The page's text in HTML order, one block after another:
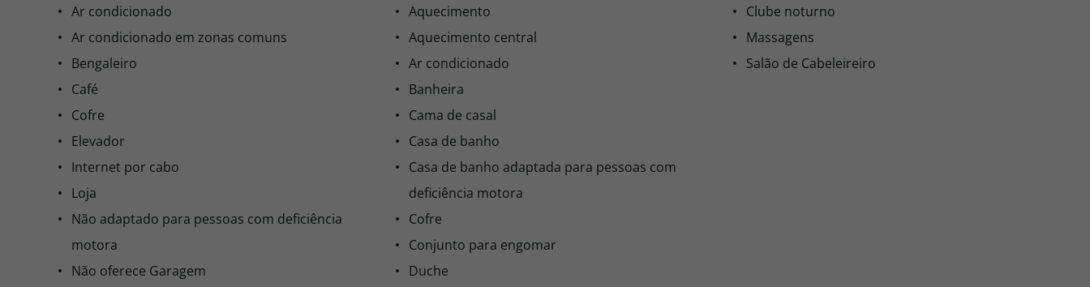
Ar condicionado
Ar condicionado em zonas comuns
Bengaleiro
Café
Cofre
Elevador
Internet por cabo
Loja
Não adaptado para pessoas com deficiência
motora
Não oferece Garagem
Aquecimento
Aquecimento central
Ar condicionado
Banheira
Cama de casal
Casa de banho
Casa de banho adaptada para pessoas com
deficiência motora
Cofre
Conjunto para engomar
Duche
Clube noturno
Massagens
Salão de Cabeleireiro